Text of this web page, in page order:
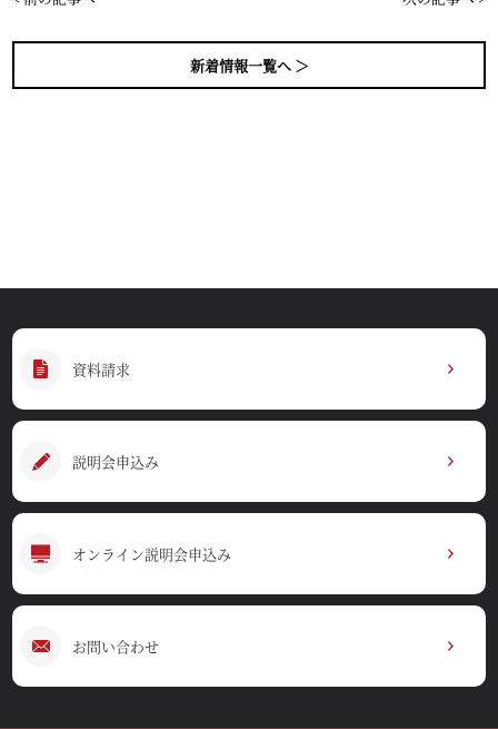
新着情報一覧へ ＞
資料請求
説明会申込み
オンライン説明会申込み
お問い合わせ